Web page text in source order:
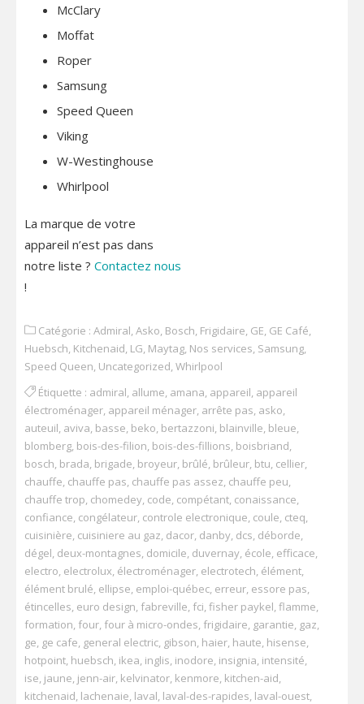
McClary
Moffat
Roper
Samsung
Speed Queen
Viking
W-Westinghouse
Whirlpool
La marque de votre
appareil n’est pas dans
notre liste ? Contactez nous
!
Catégorie : Admiral,Asko, Bosch, Frigidaire, GE, GE Café,
Huebsch, Kitchenaid, LG, Maytag, Nos services, Samsung,
Speed Queen, Uncategorized,Whirlpool
Étiquette : admiral, allume, amana, appareil, appareil
électroménager, appareil ménager, arrête pas, asko,
auteuil, aviva, basse, beko, bertazzoni, blainville, bleue,
blomberg, bois-des-filion, bois-des-fillions, boisbriand,
bosch, brada, brigade, broyeur, brûlé, brûleur, btu, cellier,
chauffe, chauffe pas, chauffe pas assez, chauffe peu,
chauffe trop, chomedey, code, compétant, conaissance,
confiance, congélateur, controle electronique, coule, cteq,
cuisinière, cuisiniere au gaz, dacor, danby, dcs, déborde,
dégel, deux-montagnes, domicile, duvernay, école, efficace,
electro, electrolux, électroménager, electrotech, élément,
élément brulé, ellipse, emploi-québec, erreur, essore pas,
étincelles, euro design, fabreville, fci,fisher paykel,flamme,
formation, four, four à micro-ondes, frigidaire, garantie, gaz,
ge, ge cafe, general electric, gibson, haier, haute, hisense,
hotpoint, huebsch, ikea, inglis, inodore, insignia, intensité,
ise, jaune, jenn-air, kelvinator, kenmore, kitchen-aid,
kitchenaid, lachenaie, laval, laval-des-rapides, laval-ouest,